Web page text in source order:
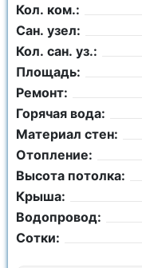
Кол. ком.:
Сан. узел:
Кол. сан. уз.:
Площадь:
Ремонт:
Горячая вода:
Материал стен:
Отопление:
Высота потолка:
Крыша:
Водопровод:
Сотки: